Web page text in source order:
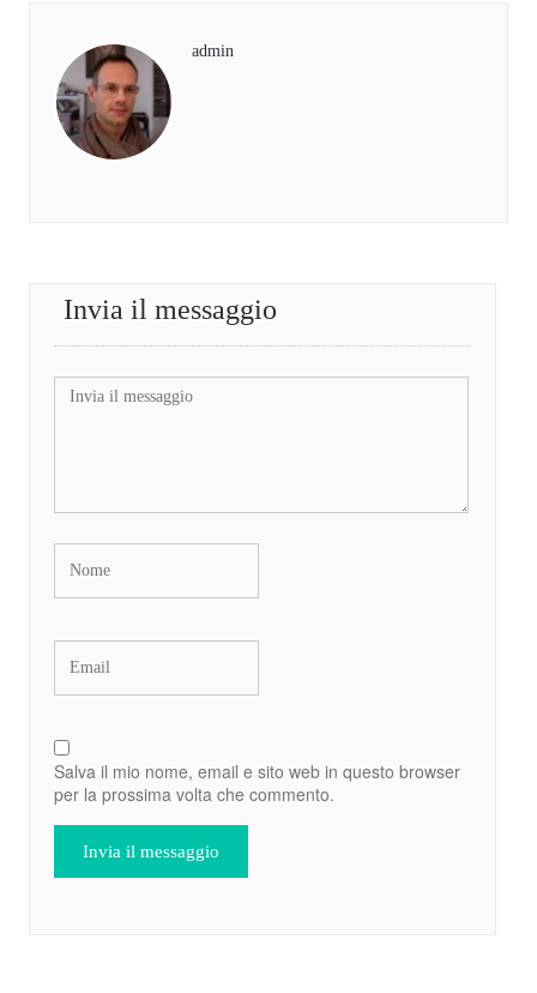
admin
Invia il messaggio
Salva il mio nome, email e sito web in questo browser
per la prossima volta che commento.